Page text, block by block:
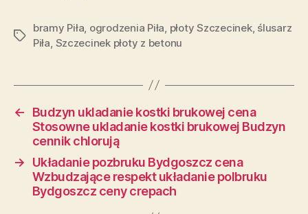
Tagi
bramy Piła ogrodzenia Piła płoty Szczecinek, ślusarz
Piła Szczecinek płoty z betonu
←
Budzyn ukladanie kostki brukowej cena
Stosowne ukladanie kostki brukowej Budzyn
cennik chlorują
→
Układanie pozbruku Bydgoszcz cena
Wzbudzające respekt układanie polbruku
Bydgoszcz ceny crepach